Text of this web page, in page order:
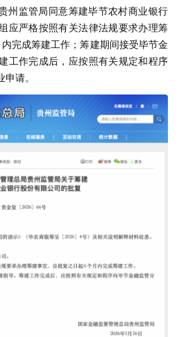
州监管局同意筹建毕节农村商业银行
应严格按照有关法律法规要求办理筹
完成筹建工作；筹建期间接受毕节金
工作完成后，应按照有关规定和程序
请。